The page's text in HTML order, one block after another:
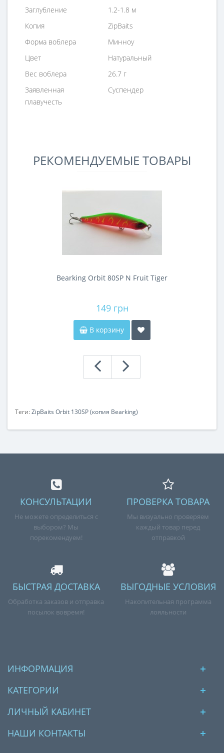
Заглубление
1.2-1.8 м
Копия
ZipBaits
Форма воблера
Минноу
Цвет
Натуральный
Вес воблера
26.7 г
Заявленная
плавучесть
Суспендер
РЕКОМЕНДУЕМЫЕ ТОВАРЫ
Bearking Orbit 80SP N Fruit Tiger
149 грн
В корзину
Теги:ZipBaits Orbit 130SP (копия Bearking)
КОНСУЛЬТАЦИИ
Не можете определиться с
выбором? Мы
порекомендуем!
ПРОВЕРКА ТОВАРА
Мы визуально проверяем
каждый товар перед
отправкой
БЫСТРАЯ ДОСТАВКА
Обработка заказов и отправка
посылок вовремя!
ВЫГОДНЫЕ УСЛОВИЯ
Накопительная программа
лояльности
ИНФОРМАЦИЯ
КАТЕГОРИИ
ЛИЧНЫЙ КАБИНЕТ
НАШИ КОНТАКТЫ